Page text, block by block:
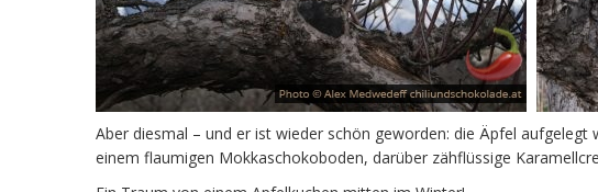
Aber diesmal – und er ist wieder schön geworden: die Äpfel
einem flaumigen Mokkaschokoboden, darüber zähflüssige